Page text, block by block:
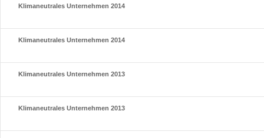
Klimaneutrales Unternehmen 2014
Klimaneutrales Unternehmen 2014
Klimaneutrales Unternehmen 2013
Klimaneutrales Unternehmen 2013